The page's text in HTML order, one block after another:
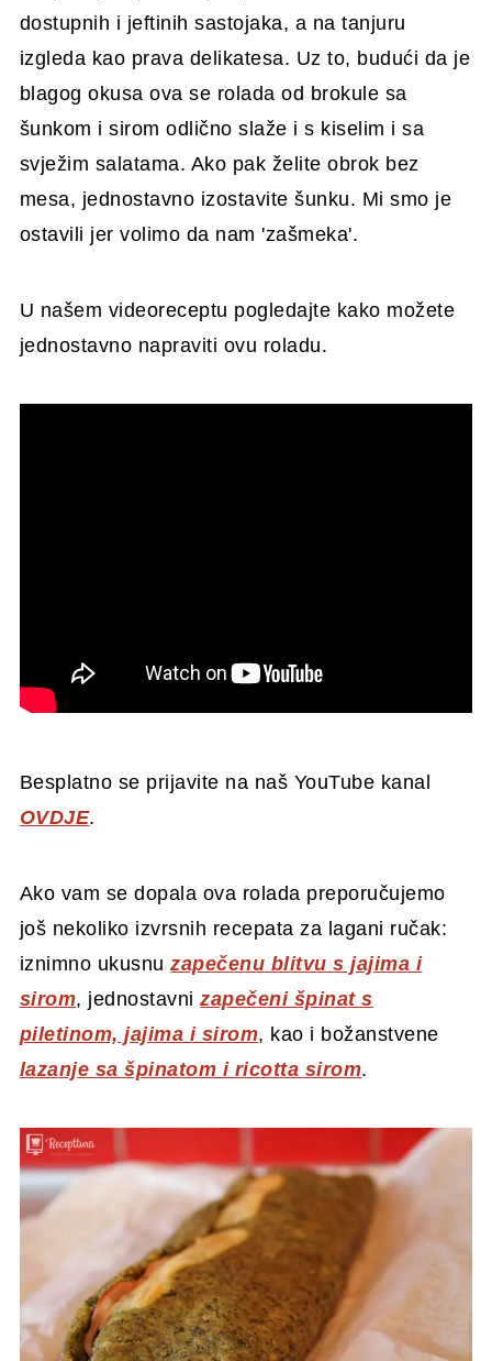
dostupnih i jeftinih sastojaka, a na tanjuru
izgleda kao prava delikatesa. Uz to, budući da je
blagog okusa ova se rolada od brokule sa
šunkom i sirom odlično slaže i s kiselim i sa
svježim salatama. Ako pak želite obrok bez
mesa, jednostavno izostavite šunku. Mi smo je
ostavili jer volimo da nam 'zašmeka'.
U našem videoreceptu pogledajte kako možete
jednostavno napraviti ovu roladu.
Besplatno se prijavite na naš YouTube kanal
OVDJE.
Ako vam se dopala ova rolada preporučujemo
još nekoliko izvrsnih recepata za lagani ručak:
iznimno ukusnuzapečenu blitvu s jajima i
sirom, jednostavnizapečeni špinat s
piletinom, jajima i sirom, kao i božanstvene
lazanje sa špinatom i ricotta sirom.